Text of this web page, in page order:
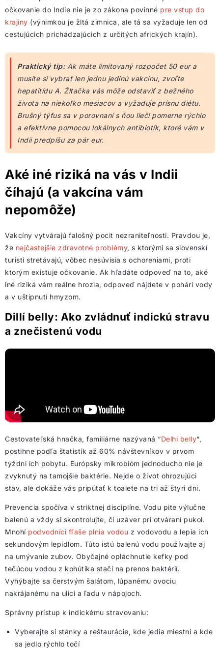
očkovanie do Indie nie je zo zákona povinné pre vstup do
krajiny (výnimkou je žltá zimnica, ale tá sa vyžaduje len od
cestujúcich prichádzajúcich z určitých afrických krajín).
Praktický tip:Ak máte limitovaný rozpočet 50 eur a
musíte si vybrať len jednu jedinú vakcínu, zvoľte
hepatitídu A. Žltačka vás môže odstaviť z bežného
života na niekoľko mesiacov a vyžaduje prísnu diétu.
Brušný týfus sa v porovnaní s ňou lieči pomerne rýchlo
a efektívne pomocou lokálnych antibiotík, ktoré vám v
Indii predpíšu za pár eur.
Aké iné riziká na vás v Indii
číhajú (a vakcína vám
nepomôže)
Vakcíny vytvárajú falošný pocit nezraniteľnosti. Pravdou je,
že najčastejšie zdravotné problémy, s ktorými sa slovenskí
turisti stretávajú, vôbec nesúvisia s ochoreniami, proti
ktorým existuje očkovanie. Ak hľadáte odpoveď na to, aké
iné riziká vám reálne hrozia, odpoveď nájdete v pohári vody
a v uštipnutí hmyzom.
Dillí belly: Ako zvládnuť indickú stravu
a znečistenú vodu
Cestovateľská hnačka, familiárne nazývaná “Delhi belly“,
postihne podľa štatistík až 60% návštevníkov v prvom
týždni ich pobytu. Európsky mikrobióm jednoducho nie je
zvyknutý na tamojšie baktérie. Nejde o život ohrozujúci
stav, ale dokáže vás pripútať k toalete na tri až štyri dni.
Prevencia spočíva v striktnej disciplíne. Vodu pite výlučne
balenú a vždy si skontrolujte, či uzáver pri otváraní pukol.
Mnohí podvodníci fľaše plnia vodou z vodovodu a lepia ich
sekundovým lepidlom. Túto istú balenú vodu používajte aj
na umývanie zubov. Obyčajné opláchnutie kefky pod
tečúcou vodou z kohútika stačí na prenos baktérií.
Vyhýbajte sa čerstvým šalátom, lúpanému ovociu
nakrájanému na ulici a ľadu v nápojoch.
Správny prístup k indickému stravovaniu:
Vyberajte si stánky a reštaurácie, kde jedia miestni a kde
sa jedlo rýchlo točí